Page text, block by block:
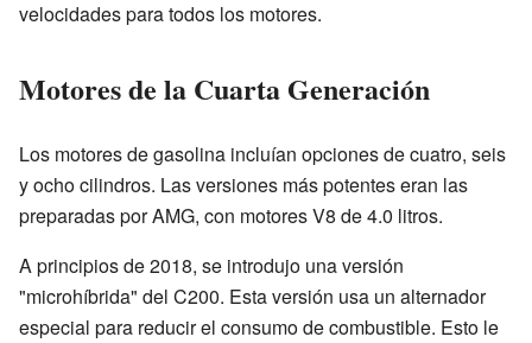
velocidades para todos los motores.
Motores de la Cuarta Generación
Los motores de gasolina incluían opciones de cuatro, seis
y ocho cilindros. Las versiones más potentes eran las
preparadas por AMG, con motores V8 de 4.0 litros.
A principios de 2018, se introdujo una versión
"microhíbrida" del C200. Esta versión usa un alternador
especial para reducir el consumo de combustible. Esto le